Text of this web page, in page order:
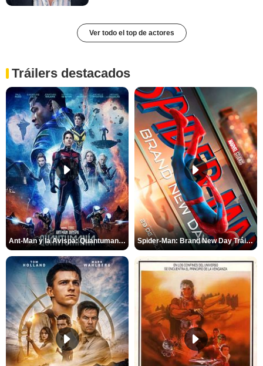
Ver todo el top de actores
Tráilers destacados
Ant-Man y la Avispa: Quantumanía Tráiler (2) Spider-Man: Brand New Day Tráiler (3)